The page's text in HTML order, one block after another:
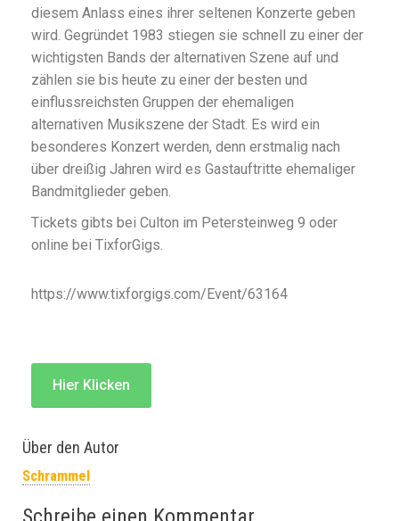
diesem Anlass eines ihrer seltenen Konzerte geben
wird. Gegründet 1983 stiegen sie schnell zu einer der
wichtigsten Bands der alternativen Szene auf und
zählen sie bis heute zu einer der besten und
einflussreichsten Gruppen der ehemaligen
alternativen Musikszene der Stadt. Es wird ein
besonderes Konzert werden, denn erstmalig nach
über dreißig Jahren wird es Gastauftritte ehemaliger
Bandmitglieder geben.
Tickets gibts bei Culton im Petersteinweg 9 oder
online bei TixforGigs.
https://www.tixforgigs.com/Event/63164
Hier Klicken
Über den Autor
Schrammel